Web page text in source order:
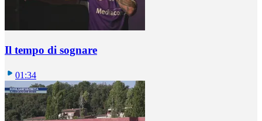
Il tempo di sognare
01:34